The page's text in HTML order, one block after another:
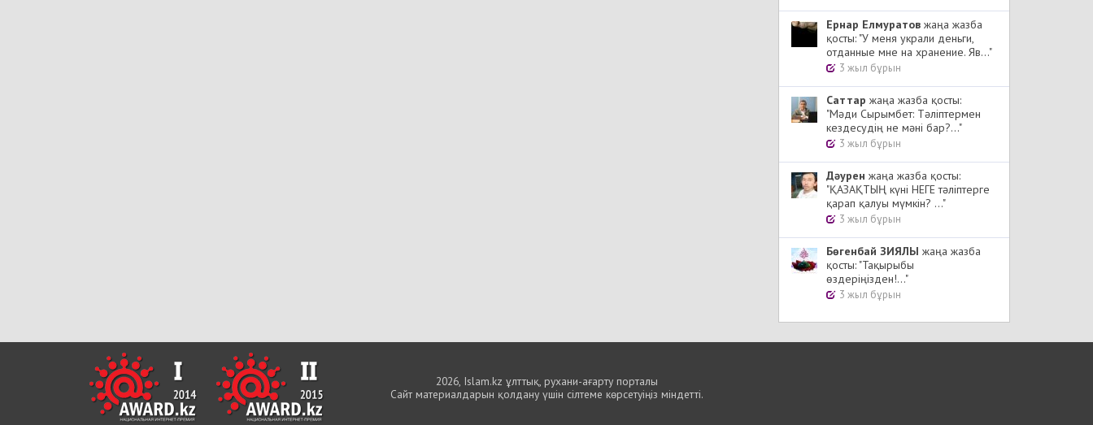
Ернар Елмуратов жаңа жазба
қосты: "У меня украли деньги,
отданные мне на хранение. Яв..."
3 жыл бұрын
Cаттар жаңа жазба қосты:
"Мәди Сырымбет: Тәліптермен
кездесудің не мәні бар?..."
3 жыл бұрын
Дәурен жаңа жазба қосты:
"ҚАЗАҚТЫҢ күні НЕГЕ тәліптерге
қарап қалуы мүмкін? ..."
3 жыл бұрын
Бөгенбай ЗИЯЛЫ жаңа жазба
қосты: "Тақырыбы
өздеріңізден!..."
3 жыл бұрын
2026, Islam.kz ұлттық, рухани-ағарту порталы
Сайт материалдарын қолдану үшін сілтеме көрсетуіңіз міндетті.